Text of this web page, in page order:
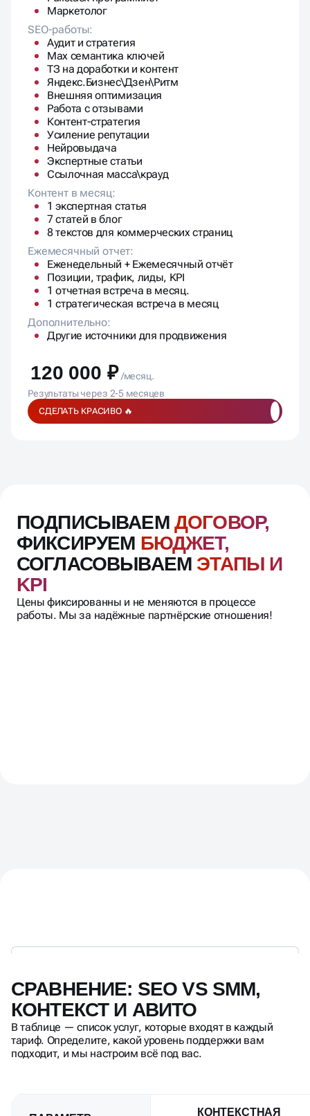
Маркетолог
SEO-работы:
Аудит и стратегия
Max семантика ключей
ТЗ на доработки и контент
Яндекс.Бизнес\Дзен\Ритм
Внешняя оптимизация
Работа с отзывами
Контент-стратегия
Усиление репутации
Нейровыдача
Экспертные статьи
Ссылочная масса\крауд
Контент в месяц:
1 экспертная статья
7 статей в блог
8 текстов для коммерческих страниц
Ежемесячный отчет:
Еженедельный + Ежемесячный отчёт
Позиции, трафик, лиды, KPI
1 отчетная встреча в месяц.
1 стратегическая встреча в месяц
Дополнительно:
Другие источники для продвижения
120 000 ₽ /месяц.
Результаты через 2-5 месяцев
СДЕЛАТЬ КРАСИВО 🔥
ПОДПИСЫВАЕМ ДОГОВОР,
ФИКСИРУЕМ БЮДЖЕТ,
СОГЛАСОВЫВАЕМ ЭТАПЫ И
KPI
Цены фиксированны и не меняются в процессе
работы. Мы за надёжные партнёрские отношения!
СРАВНЕНИЕ: SEO VS SMM,
КОНТЕКСТ И АВИТО
В таблице — список услуг, которые входят в каждый
тариф. Определите, какой уровень поддержки вам
подходит, и мы настроим всё под вас.
КОНТЕКСТНАЯ